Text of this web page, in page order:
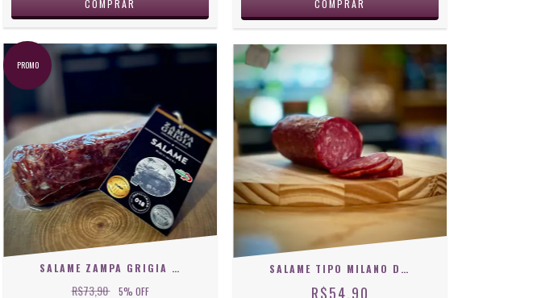
PROMO
SALAME ZAMPA GRIGIA - CARNE DE PORCO DA RAÇA MOURA
R$73,90 5% OFF
SALAME TIPO MILANO DEFUMADO CASA VELHA
R$54,90